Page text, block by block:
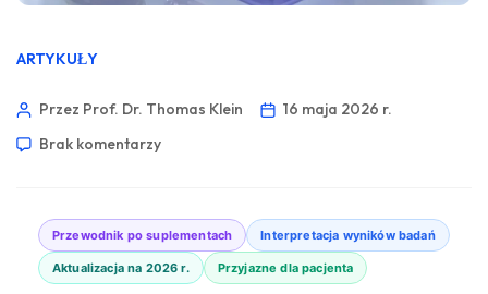
ARTYKUŁY
Przez Prof. Dr. Thomas Klein
16 maja 2026 r.
Brak komentarzy
Przewodnik po suplementach Interpretacja wyników badań
Aktualizacja na 2026 r. Przyjazne dla pacjenta